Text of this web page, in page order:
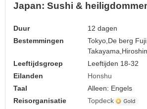
Japan: Sushi &
Duur
12 dagen
Bestemmingen
Tokyo,De berg
Takayama,
Leeftijdsgroep
Leeftijden 18-32
Eilanden
Honshu
Taal
Alleen: Engels
Reisorganisatie
Topdeck